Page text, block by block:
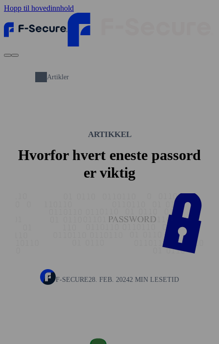
Hopp til hovedinnhold
Artikler
ARTIKKEL
Hvorfor hvert eneste passord
er viktig
F-SECURE28. FEB. 20242 MIN LESETID